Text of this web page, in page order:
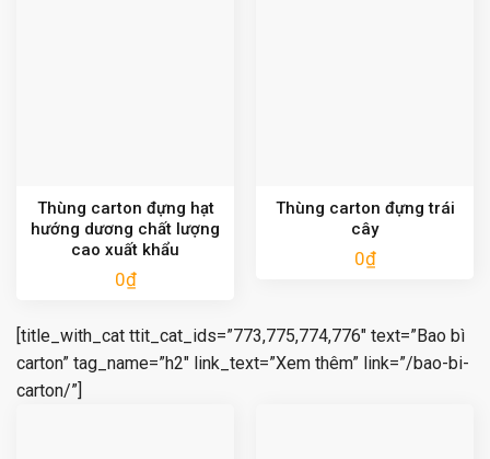
Thùng carton đựng hạt
hướng dương chất lượng
cao xuất khẩu
0₫
Thùng carton đựng trái
cây
0₫
[title_with_cat ttit_cat_ids=”773,775,774,776″ text=”Bao bì
carton” tag_name=”h2″ link_text=”Xem thêm” link=”/bao-bi-
carton/”]